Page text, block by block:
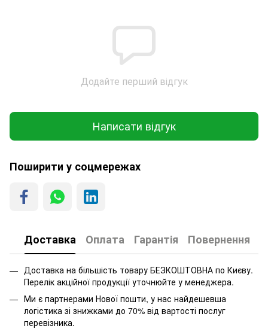
Додайте перший відгук
Написати відгук
Поширити у соцмережах
Доставка Оплата Гарантія Повернення
Доставка на більшість товару БЕЗКОШТОВНА по Києву.
Перелік акційної продукції уточнюйте у менеджера.
Ми є партнерами Нової пошти, у нас найдешевша
логістика зі знижками до 70% від вартості послуг
перевізника.